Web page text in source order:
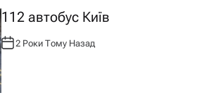
112 автобус Київ
А
В
О
Р
:
2 Роки Тому Назад